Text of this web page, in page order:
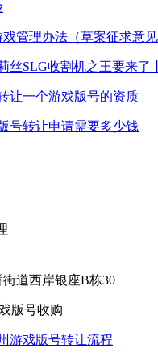
管理办法（草案征求意见
丝SLG收割机之王要来了
让一个游戏版号的资质
号转让申请需要多少钱
道西岸银座B栋30
版号收购